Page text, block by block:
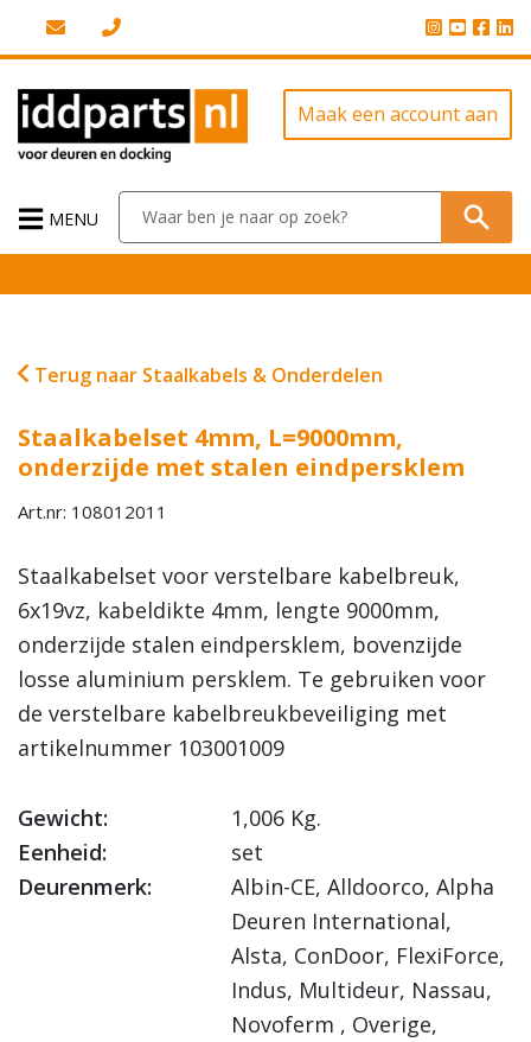
Maak een account aan
MENU
Terug naar Staalkabels & Onderdelen
Staalkabelset 4mm, L=9000mm,
onderzijde met stalen eindpersklem
Art.nr: 108012011
Staalkabelset voor verstelbare kabelbreuk,
6x19vz, kabeldikte 4mm, lengte 9000mm,
onderzijde stalen eindpersklem, bovenzijde
losse aluminium persklem. Te gebruiken voor
de verstelbare kabelbreukbeveiliging met
artikelnummer 103001009
Gewicht:
1,006 Kg.
Eenheid:
set
Deurenmerk:
Albin-CE, Alldoorco, Alpha
Deuren International,
Alsta, ConDoor, FlexiForce,
Indus, Multideur, Nassau,
Novoferm , Overige,